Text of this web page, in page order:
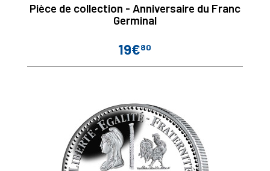
Pièce de collection - Anniversaire du Franc
Germinal
Prix
19€80